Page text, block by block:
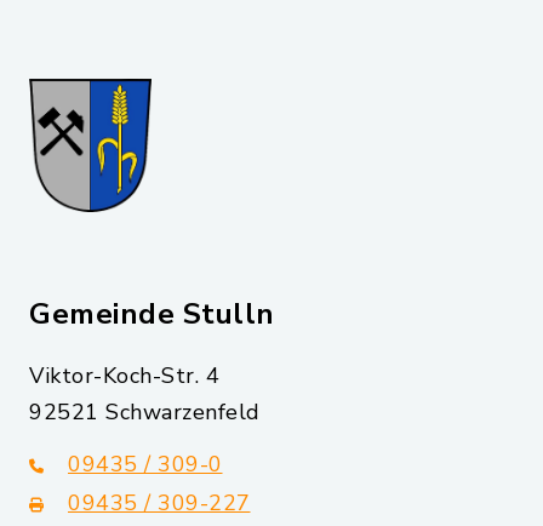
Gemeinde Stulln
Viktor-Koch-Str. 4
92521 Schwarzenfeld
09435 / 309-0
09435 / 309-227